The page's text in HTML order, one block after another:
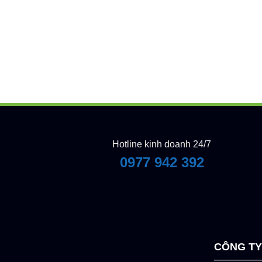
Hotline kinh doanh 24/7
0977 942 392
CÔNG TY